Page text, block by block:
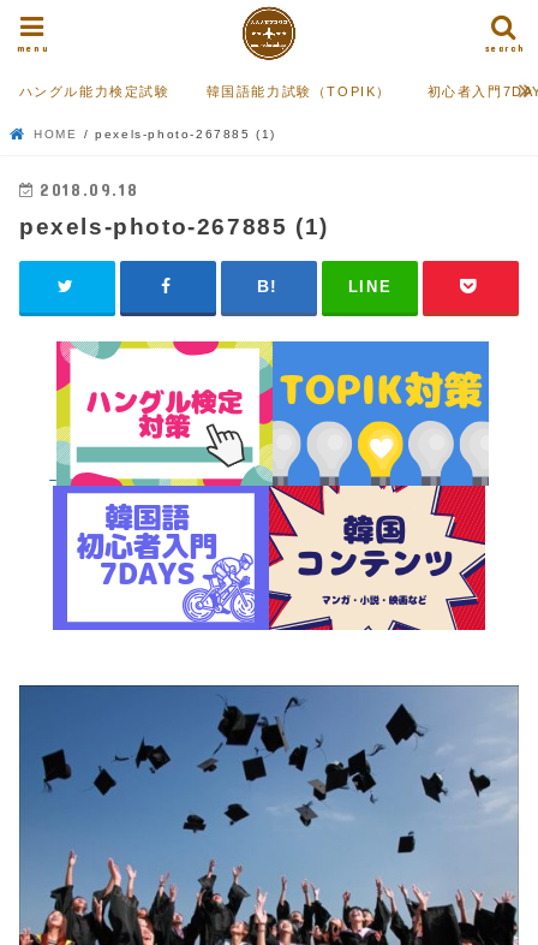
search
menu
ハングル能力検定試験 韓国語能力試験（TOPIK） 初心者入門
HOME pexels-photo-267885 (1)
2018.09.18
pexels-photo-267885 (1)
LINE